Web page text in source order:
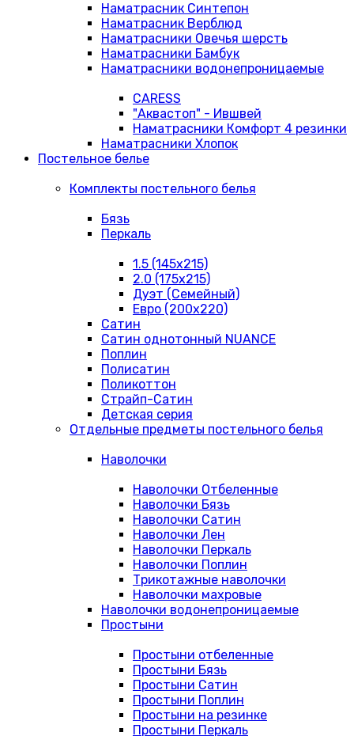
Наматрасник Синтепон
Наматрасник Верблюд
Наматрасники Овечья шерсть
Наматрасники Бамбук
Наматрасники водонепроницаемые
CARESS
"Аквастоп" - Ившвей
Наматрасники Комфорт 4 резинки
Наматрасники Хлопок
Постельное белье
Комплекты постельного белья
Бязь
Перкаль
1.5 (145х215)
2.0 (175х215)
Дуэт (Семейный)
Евро (200х220)
Сатин
Сатин однотонный NUANCE
Поплин
Полисатин
Поликоттон
Страйп-Сатин
Детская серия
Отдельные предметы постельного белья
Наволочки
Наволочки Отбеленные
Наволочки Бязь
Наволочки Сатин
Наволочки Лен
Наволочки Перкаль
Наволочки Поплин
Трикотажные наволочки
Наволочки махровые
Наволочки водонепроницаемые
Простыни
Простыни отбеленные
Простыни Бязь
Простыни Сатин
Простыни Поплин
Простыни на резинке
Простыни Перкаль